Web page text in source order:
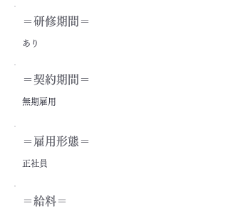
＝​研修期間＝
あり
＝契約期間＝
無期雇用
＝雇用形態＝
正社員
＝給料＝